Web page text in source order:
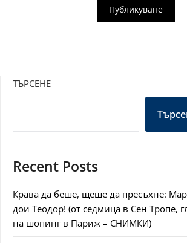
ТЪРСЕНЕ
Recent Posts
Крава да беше, щеше да пресъхне:
дои Теодор! (от седмица в Сен Тропе,
на шопинг в Париж – СНИМКИ)